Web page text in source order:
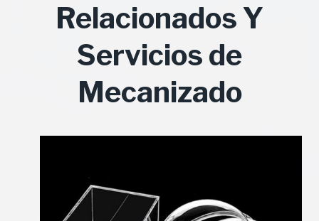
Relacionados Y
Servicios de
Mecanizado